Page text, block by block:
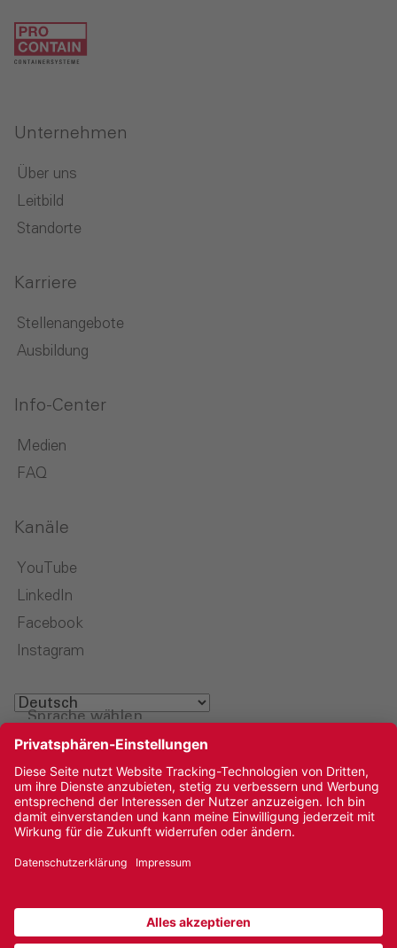
Unternehmen
Über uns
Leitbild
Standorte
Karriere
Stellenangebote
Ausbildung
Info-Center
Medien
FAQ
Kanäle
YouTube
LinkedIn
Facebook
Instagram
Sprache wählen